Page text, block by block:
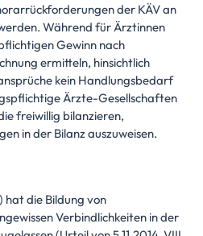
der KÄV an
Während für Ärztinnen
Gewinn nach
ermitteln, hinsichtlich
kein Handlungsbedarf
Ärzte-Gesellschaften
freiwillig bilanzieren,
in der Bilanz auszuweisen.
hat die Bildung von
Verbindlichkeiten in der